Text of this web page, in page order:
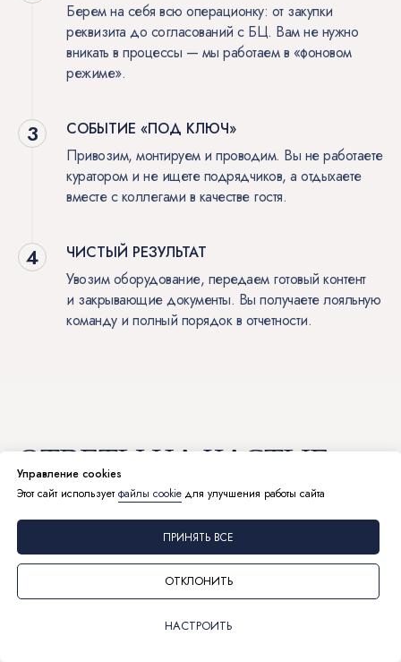
Берем на себя всю операционку: от закупки
реквизита до согласований с БЦ. Вам не нужно
вникать в процессы — мы работаем в «фоновом
режиме».
СОБЫТИЕ «ПОД КЛЮЧ»
Привозим, монтируем и проводим. Вы не работаете
куратором и не ищете подрядчиков, а отдыхаете
вместе с коллегами в качестве гостя.
ЧИСТЫЙ РЕЗУЛЬТАТ
Увозим оборудование, передаем готовый контент
и закрывающие документы. Вы получаете лояльную
команду и полный порядок в отчетности.
ОТВЕТЫ НА ЧАСТЫЕ
ВОПРОСЫ:
КАК ПОНЯТЬ, ЧТО ЭТОТ ФОРМАТ ПОДОЙДЕТ
Управление cookies
Этот сайт используетфайлы cookie для улучшения работы сайта
ПРИНЯТЬ ВСЕ
ОТКЛОНИТЬ
НАСТРОИТЬ